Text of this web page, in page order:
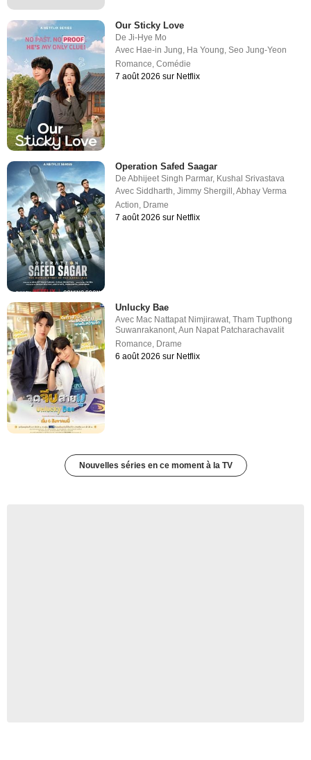
Our Sticky Love
DeJi-Hye Mo
Avec Hae-in Jung Ha Young ,Seo Jung-Yeon
Romance ,Comédie
7 août 2026 sur Netflix
Operation Safed Saagar
DeAbhijeet Singh Parmar, Kushal Srivastava
AvecSiddharth,Jimmy Shergill ,Abhay Verma
Action, Drame
7 août 2026 sur Netflix
Unlucky Bae
Avec Mac Nattapat Nimjirawat,Tham Tupthong
Suwanrakanont,Aun Napat Patcharachavalit
Romance, Drame
6 août 2026 sur Netflix
Nouvelles séries en ce moment à la TV